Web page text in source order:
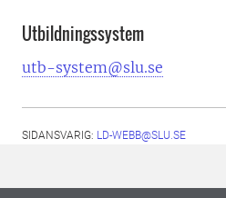
Utbildningssystem
utb-system@slu.se
SIDANSVARIG: LD-WEBB@SLU.SE